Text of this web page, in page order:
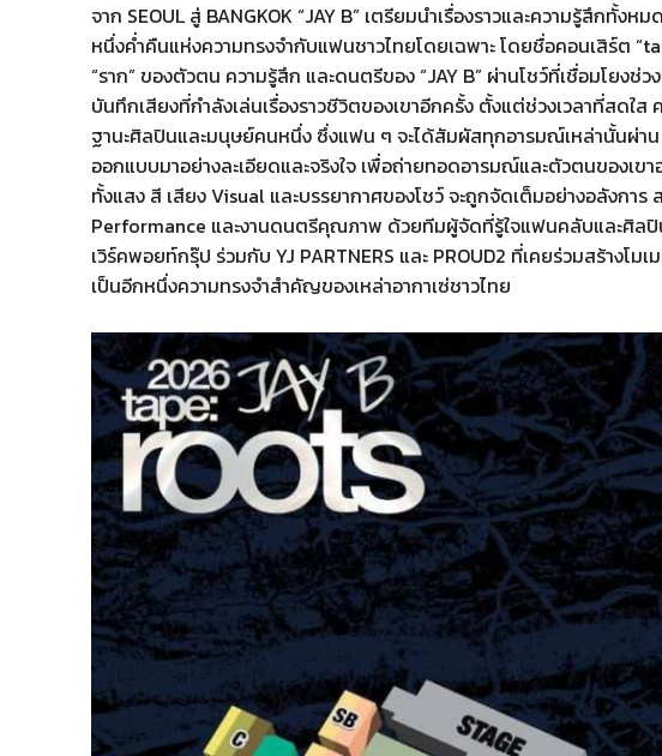
จาก SEOUL สู่ BANGKOK “JAY B” เตรียมนำเรื่องราวและความรู้สึกทั้ง
หนึ่งค่ำคืนแห่งความทรงจำกับแฟนชาวไทยโดยเฉพาะ โดยชื่อคอนเสิร์ต
“ราก” ของตัวตน ความรู้สึก และดนตรีของ “JAY B” ผ่านโชว์ที่เชื่อมโยงช่
บันทึกเสียงที่กำลังเล่นเรื่องราวชีวิตของเขาอีกครั้ง ตั้งแต่ช่วงเวลาที่สดใส
ฐานะศิลปินและมนุษย์คนหนึ่ง ซึ่งแฟน ๆ จะได้สัมผัสทุกอารมณ์เหล่านั้นผ่า
ออกแบบมาอย่างละเอียดและจริงใจ เพื่อถ่ายทอดอารมณ์และตัวตนของเ
ทั้งแสง สี เสียง Visual และบรรยากาศของโชว์ จะถูกจัดเต็มอย่างอลังกา
Performance และงานดนตรีคุณภาพ ด้วยทีมผู้จัดที่รู้ใจแฟนคลับและศิลปิน
เวิร์คพอยท์กรุ๊ป ร่วมกับ YJ PARTNERS และ PROUD2 ที่เคยร่วมสร้างโ
เป็นอีกหนึ่งความทรงจำสำคัญของเหล่าอากาเซ่ชาวไทย